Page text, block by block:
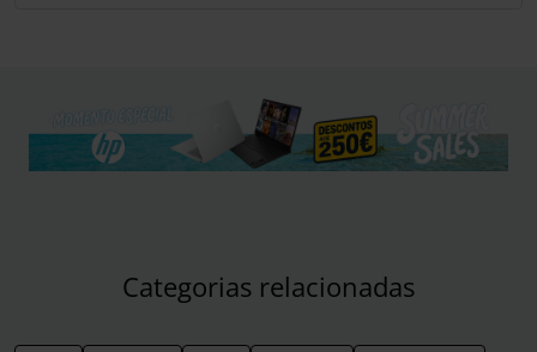
Categorias relacionadas